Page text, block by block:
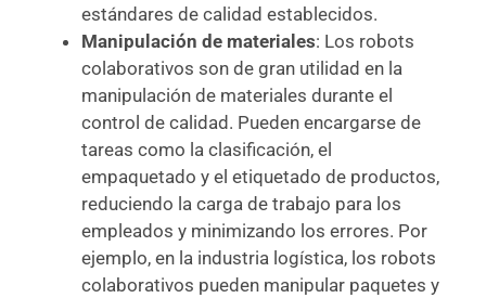
estándares de calidad establecidos.
Manipulación de materiales: Los robots
colaborativos son de gran utilidad en la
manipulación de materiales durante el
control de calidad. Pueden encargarse de
tareas como la clasificación, el
empaquetado y el etiquetado de productos,
reduciendo la carga de trabajo para los
empleados y minimizando los errores. Por
ejemplo, en la industria logística, los robots
colaborativos pueden manipular paquetes y